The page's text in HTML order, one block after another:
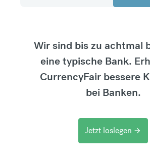
Wir sind bis zu achtmal
eine typische Bank.
CurrencyFair bessere
bei Banken.
Jetzt loslegen arrow_forward